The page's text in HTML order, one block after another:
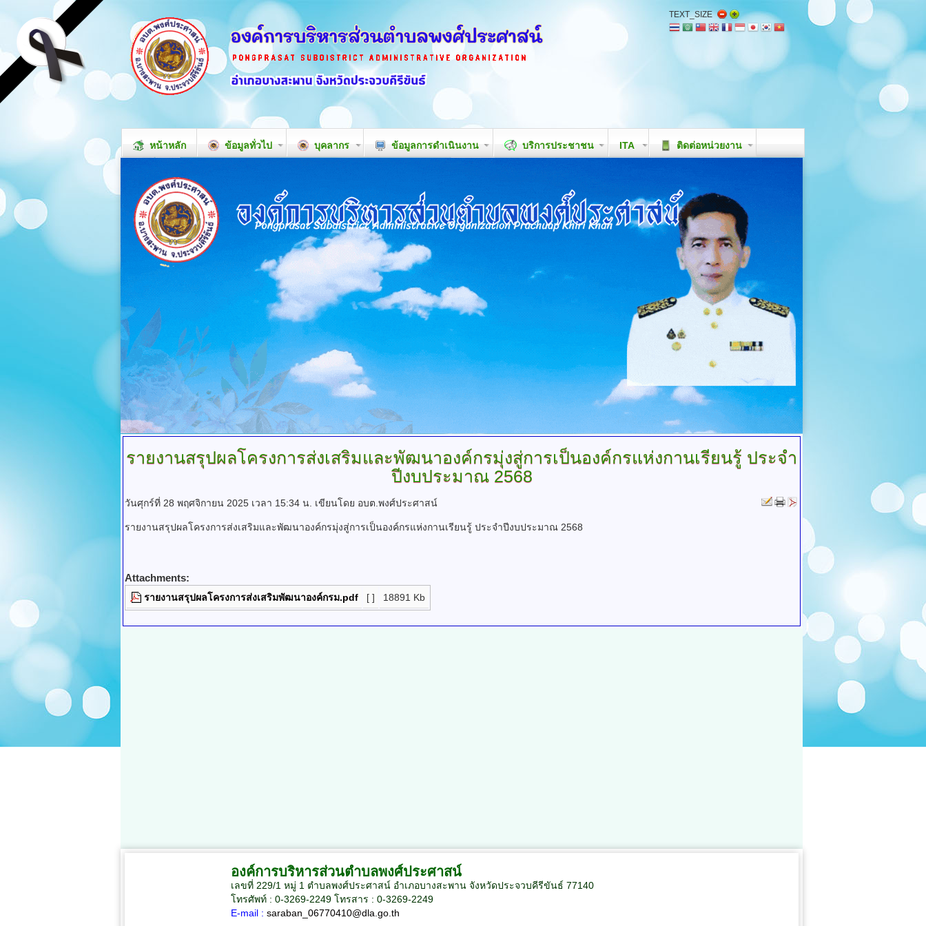
TEXT_SIZE
หน้าหลัก ข้อมูลทั่วไป บุคลากร ข้อมูลการดำเนินงาน บริการประชาชน ITA ติดต่อหน่วยงาน
รายงานสรุปผลโครงการส่งเสริมและพัฒนาองค์กรมุ่งสู่การเป็นองค์กรแห่งกานเรียนรู้ ประจำ
ปีงบประมาณ 2568
วันศุกร์ที่ 28 พฤศจิกายน 2025 เวลา 15:34 น. เขียนโดย อบต.พงศ์ประศาสน์
รายงานสรุปผลโครงการส่งเสริมและพัฒนาองค์กรมุ่งสู่การเป็นองค์กรแห่งกานเรียนรู้ ประจำปีงบประมาณ 2568
Attachments:
รายงานสรุปผลโครงการส่งเสริมพัฒนาองค์กรม.pdf [ ] 18891 Kb
องค์การบริหารส่วนตำบลพงศ์ประศาสน์
เลขที่ 229/1 หมู่ 1 ตำบลพงศ์ประศาสน์ อำเภอบางสะพาน จังหวัดประจวบคีรีขันธ์ 77140
โทรศัพท์ : 0-3269-2249 โทรสาร : 0-3269-2249
E-mail : saraban_06770410@dla.go.th